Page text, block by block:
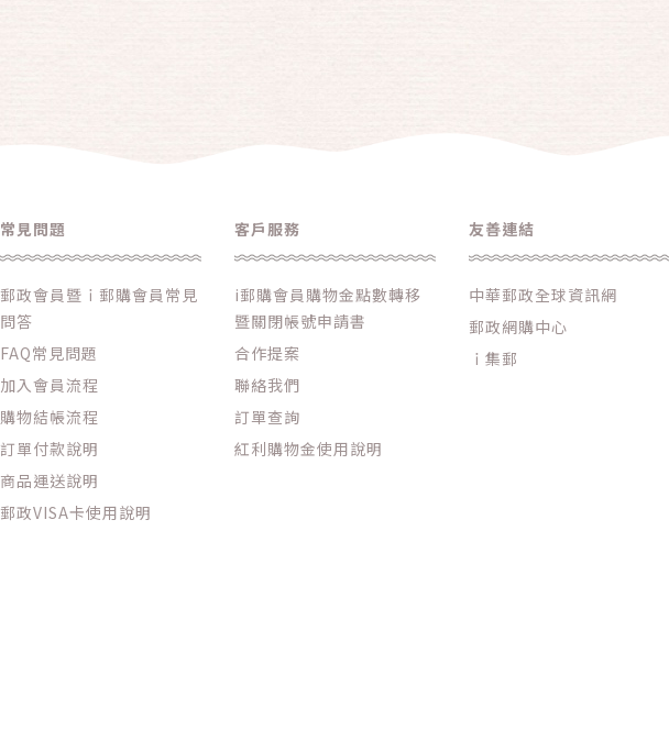
常見問題
郵政會員暨ｉ郵購會員常見
問答
FAQ常見問題
加入會員流程
購物結帳流程
訂單付款說明
商品運送說明
郵政VISA卡使用說明
客戶服務
i郵購會員購物金點數轉移
暨關閉帳號申請書
合作提案
聯絡我們
訂單查詢
紅利購物金使用說明
友善連結
中華郵政全球資訊網
郵政網購中心
ｉ集郵